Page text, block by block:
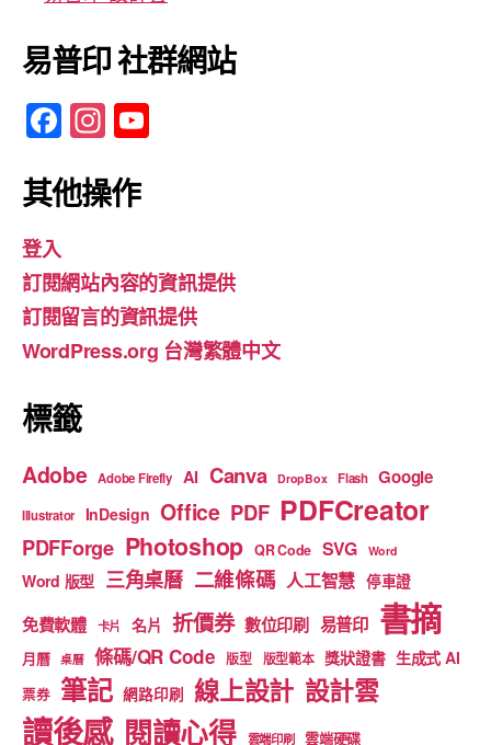
易普印 社群網站
F
a
c
b
o
o
k
In
st
a
gr
a
m
u
b
e
其他操作
登入
訂閱網站內容的資訊提供
訂閱留言的資訊提供
WordPress.org 台灣繁體中文
標籤
Adobe Adobe Firefly AI Canva DropBox Flash Google
Illustrator InDesign Office PDF PDFCreator
PDFForge Photoshop QR Code SVG Word
Word 版型 三角桌曆 二維條碼 人工智慧 停車證
免費軟體 卡片 名片 折價券 數位印刷 易普印 書摘
月曆 桌曆 條碼/QR Code 版型 版型範本 獎狀證書 生成式 AI
票券 筆記 網路印刷 線上設計 設計雲
讀後感 閱讀心得 雲端印刷 雲端硬碟